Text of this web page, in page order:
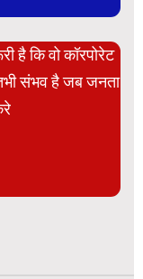
है कि वो कॉरपोरेट
संभव है जब जनता